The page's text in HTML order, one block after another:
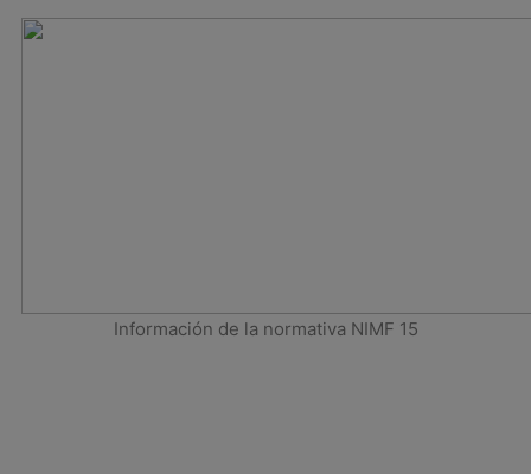
Información de la normativa NIMF 15